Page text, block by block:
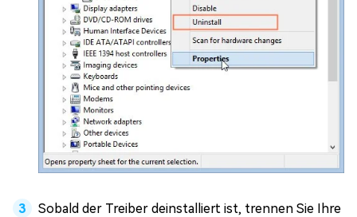
Sobald der Treiber deinstalliert ist, trennen Sie Ihre